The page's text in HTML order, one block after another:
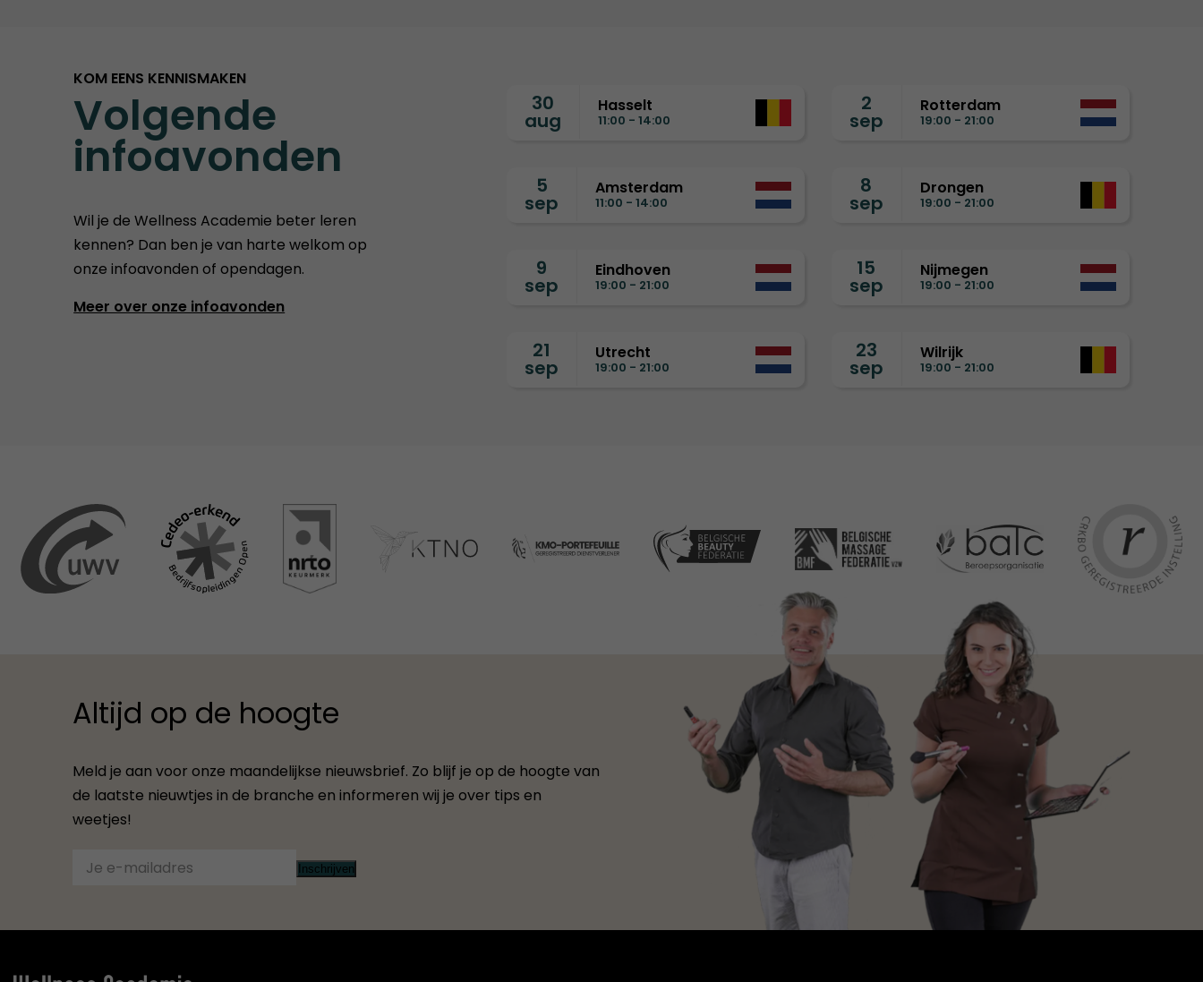
KOM EENS KENNISMAKEN
Volgende
infoavonden
Wil je de Wellness Academie beter leren
kennen? Dan ben je van harte welkom op
onze infoavonden of opendagen.
Meer over onze infoavonden
30
aug
Hasselt
11:00 - 14:00
2
sep
Rotterdam
19:00 - 21:00
5
sep
Amsterdam
11:00 - 14:00
8
sep
Drongen
19:00 - 21:00
9
sep
Eindhoven
19:00 - 21:00
15
sep
Nijmegen
19:00 - 21:00
21
sep
Utrecht
19:00 - 21:00
23
sep
Wilrijk
19:00 - 21:00
Altijd op de hoogte
Meld je aan voor onze maandelijkse nieuwsbrief. Zo blijf je op de hoogte van
de laatste nieuwtjes in de branche en informeren wij je over tips en
weetjes!
Inschrijven